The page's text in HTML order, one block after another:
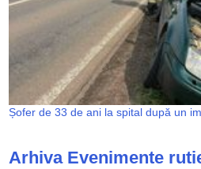
Șofer de 33 de ani la spital după un
Arhiva Evenimente